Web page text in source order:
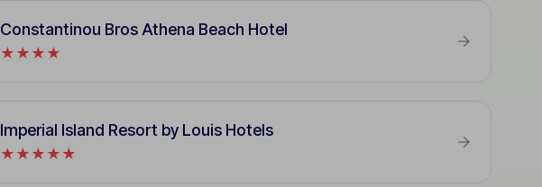
Constantinou Bros Athena Beach Hotel
★★★★
Imperial Island Resort by Louis Hotels
★★★★★